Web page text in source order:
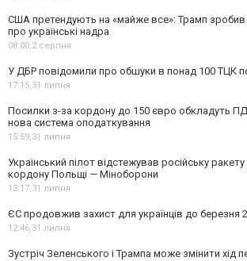
США претендують на «майже все»: Трамп зробив
про українські надра
08:00,2 серпня
У ДБР повідомили про обшуки в понад 100 ТЦК по
17:15,31 липня
Посилки з-за кордону до 150 євро обкладуть
нова система оподаткування
15:59,31 липня
Український пілот відстежував російську
кордону Польщі — Міноборони
13:17,31 липня
ЄС продовжив захист для українців до березня
12:46,31 липня
Зустріч Зеленського і Трампа може змінити хід